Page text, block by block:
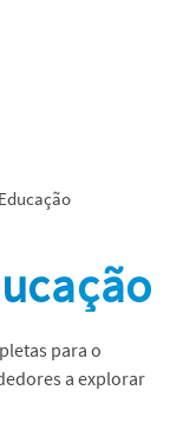
para o
a explorar